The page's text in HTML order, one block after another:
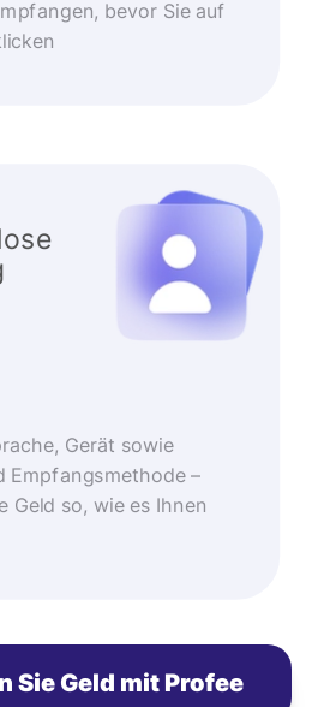
bevor Sie auf
Gerät sowie
Empfangsmethode –
Geld so, wie es Ihnen
Sie Geld mit Profee